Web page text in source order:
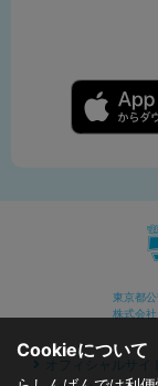
東京都
株式会社
オフィシャルサイト
Cookieについて